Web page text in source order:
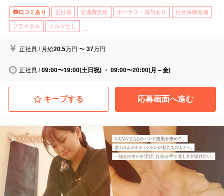
口コミあり 正社員 交通費支給 ボーナス・賞与あり 社会保険完備
ブライダル ノルマなし
正社員 / 月給20.5万円 〜37万円
正社員 /09:00〜19:00(土日祝) ・ 09:00〜20:00(月～金)
キープする 応募画面へ進む